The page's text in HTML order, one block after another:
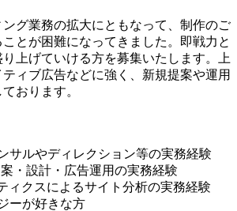
グ業務の拡大にともなって、制作のご
とが困難になってきました。即戦力と
上げていける方を募集いたします。上
ィブ広告などに強く、新規提案や運用
おります。
サルやディレクション等の実務経験
・設計・広告運用の実務経験
ィクスによるサイト分析の実務経験
ーが好きな方